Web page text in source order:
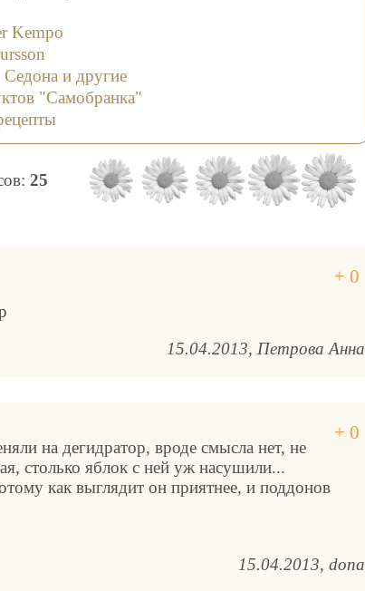
Kempo
и другие
"Самобранка"
25
15.04.2013 Петрова Анна
на дегидратор, вроде смысла нет, не
столько яблок с ней уж насушили...
как выглядит он приятнее, и поддонов
15.04.2013 dona